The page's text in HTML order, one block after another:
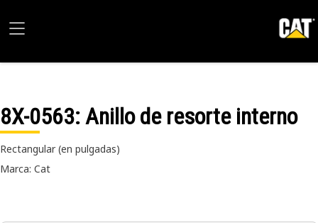
8X-0563: Anillo de resorte interno
Rectangular (en pulgadas)
Marca: Cat